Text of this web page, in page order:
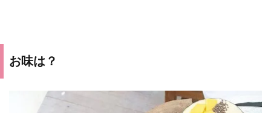
お味は？